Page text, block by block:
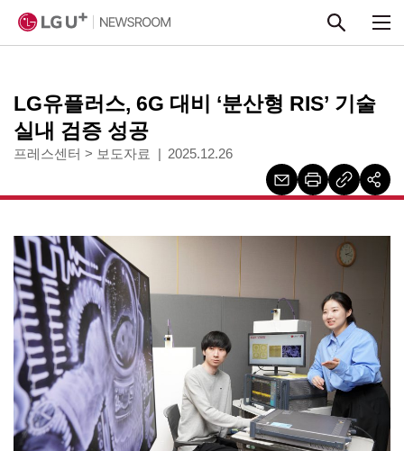
LG유플러스, 6G 대비 ‘분산형 RIS’ 기술
실내 검증 성공
프레스센터 > 보도자료 2025.12.26